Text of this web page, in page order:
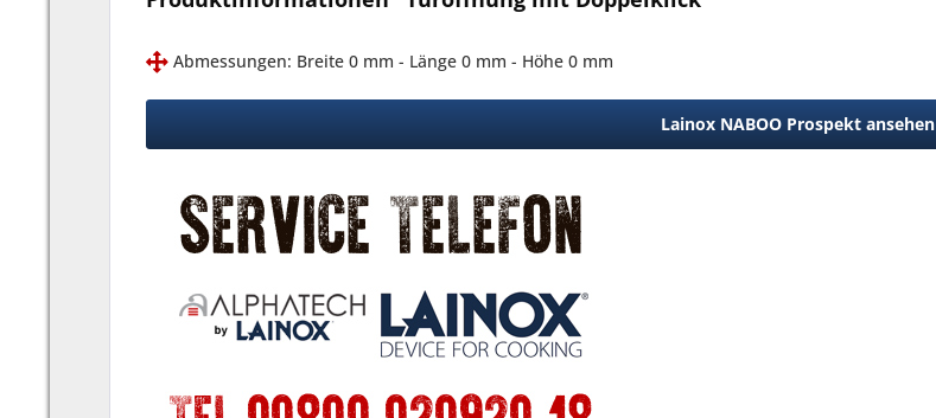
Abmessungen: Breite 0 mm - Länge 0 mm - Höhe 0 mm
Lainox NABOO Prospekt ansehen